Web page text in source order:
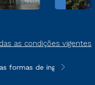
as condições vigentes
de ingresso,